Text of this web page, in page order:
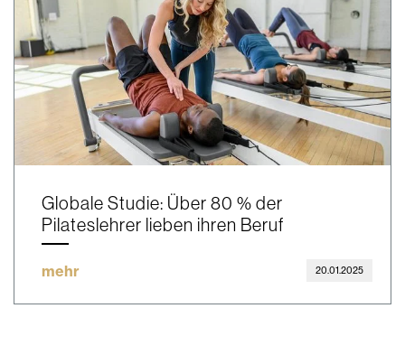
Globale Studie: Über 80 % der
Pilateslehrer lieben ihren Beruf
mehr 20.01.2025